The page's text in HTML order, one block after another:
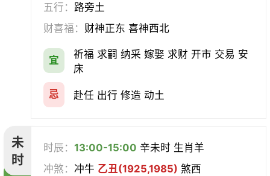
五行： 路旁土
财喜福： 财神正东 喜神西北
宜
祈福 求嗣 纳采 嫁娶 求财 开市 交易 安
床
忌 赴任 出行 修造 动土
未
时
时辰：13:00-15:00 辛未时 生肖羊
冲煞：冲牛 乙丑(1925,1985) 煞西